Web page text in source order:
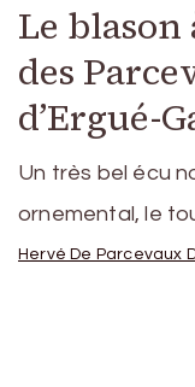
Le
des
d’Ergué-
Un très bel écu
ornemental, le
Hervé De Parcevaux